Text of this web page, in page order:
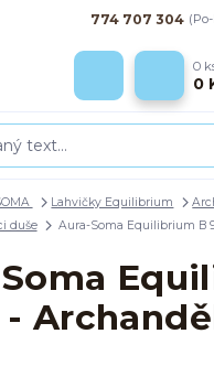
774 707 304
0
0
Lahvičky Equilibrium
duše
Aura-Soma Equilibrium B
-